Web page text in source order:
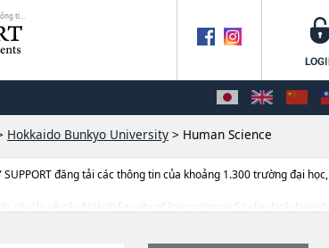
Hokkaido Bunkyo University > Human Science
đăng tải các thông tin của khoảng 1.300 trường đại học,
như là về các Ngành Faculty of International StudieshoặcNgành